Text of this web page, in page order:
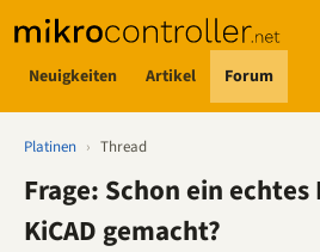
Neuigkeiten Artikel Forum
Platinen › Thread
Frage: Schon ein
KiCAD gemacht?